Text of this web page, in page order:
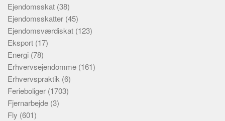
Ejendomsskat (38)
Ejendomsskatter (45)
Ejendomsværdiskat (123)
Eksport (17)
Energi (78)
Erhvervsejendomme (161)
Erhvervspraktik (6)
Ferieboliger (1703)
Fjernarbejde (3)
Fly (601)